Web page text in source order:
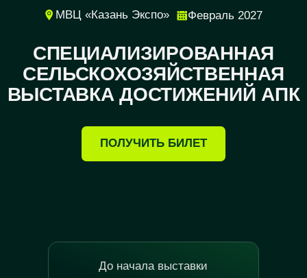
ВЫСТАВКА ДОСТИЖЕНИЙ АПК
ПОЛУЧИТЬ БИЛЕТ
До начала выставки